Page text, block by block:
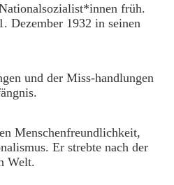
früh.
Dezember 1932 in seinen
und der Miss-handlungen
Menschenfreundlichkeit,
Er strebte nach der
Welt.